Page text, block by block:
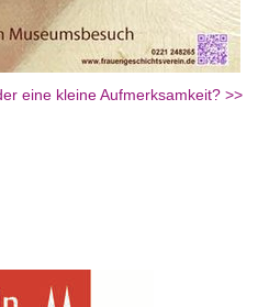
eine kleine Aufmerksamkeit? >>